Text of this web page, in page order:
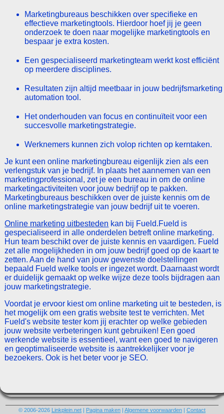
Marketingbureaus beschikken over specifieke en
effectieve marketingtools. Hierdoor hoef jij je geen
onderzoek te doen naar mogelijke marketingtools en
bespaar je extra kosten.
Een gespecialiseerd marketingteam werkt kost efficiënt
op meerdere disciplines.
Resultaten zijn altijd meetbaar in jouw bedrijfsmarketing
automation tool.
Het onderhouden van focus en continuïteit voor een
succesvolle marketingstrategie.
Werknemers kunnen zich volop richten op kerntaken.
Je kunt een online marketingbureau eigenlijk zien als een
verlengstuk van je bedrijf. In plaats het aannemen van een
marketingprofessional, zet je een bureau in om de online
marketingactiviteiten voor jouw bedrijf op te pakken.
Marketingbureaus beschikken over de juiste kennis om de
online marketingstrategie van jouw bedrijf uit te voeren.
Online marketing uitbesteden kan bij Fueld.Fueld is
gespecialiseerd in alle onderdelen betreft online marketing.
Hun team beschikt over de juiste kennis en vaardigen. Fueld
zet alle mogelijkheden in om jouw bedrijf goed op de kaart te
zetten. Aan de hand van jouw gewenste doelstellingen
bepaald Fueld welke tools er ingezet wordt. Daarnaast wordt
er duidelijk gemaakt op welke wijze deze tools bijdragen aan
jouw marketingstrategie.
Voordat je ervoor kiest om online marketing uit te besteden, is
het mogelijk om een gratis website test te verrichten. Met
Fueld's website tester kom jij erachter op welke gebieden
jouw website verbeteringen kunt gebruiken! Een goed
werkende website is essentieel, want een goed te navigeren
en geoptimaliseerde website is aantrekkelijker voor je
bezoekers. Ook is het beter voor je SEO.
© 2006-2026 Linkplein.net Pagina maken Algemene voorwaarden Contact